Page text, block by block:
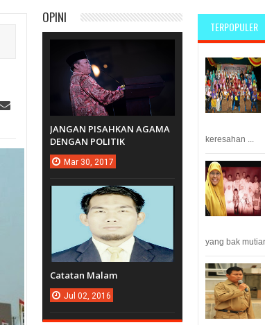
TERPOPULER
keresahan ...
yang bak
OPINI
JANGAN PISAHKAN AGAMA
DENGAN POLITIK
Mar 30, 2017
Catatan Malam
Jul 02, 2016